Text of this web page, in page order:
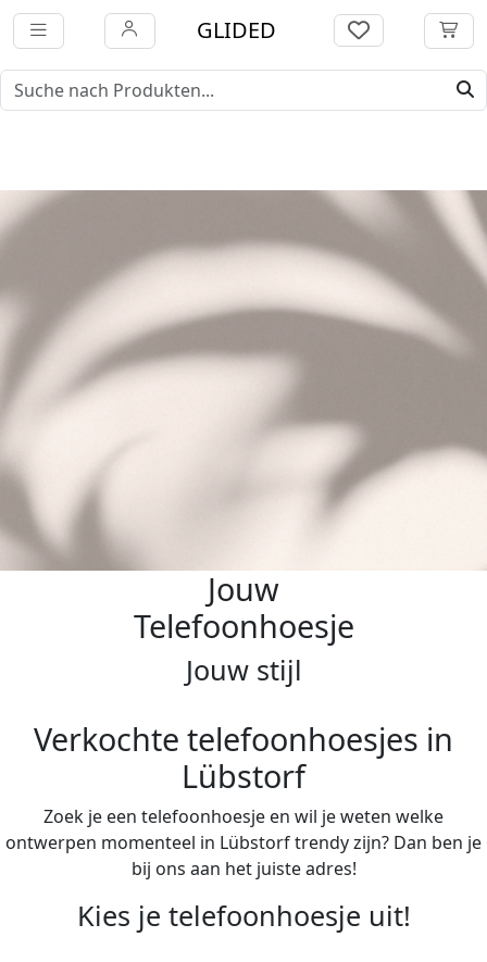
GLIDED
Jouw
Telefoonhoesje
Jouw stijl
Verkochte telefoonhoesjes in
Lübstorf
Zoek je een telefoonhoesje en wil je weten welke
ontwerpen momenteel in Lübstorf trendy zijn? Dan ben je
bij ons aan het juiste adres!
Kies je telefoonhoesje uit!